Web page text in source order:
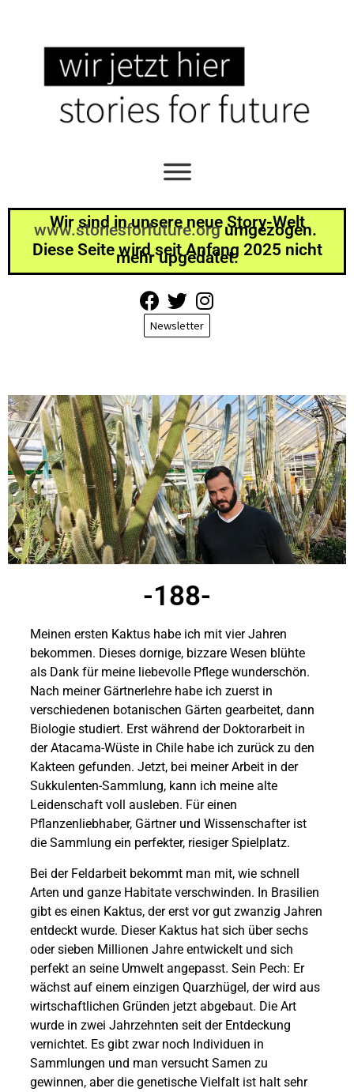
Wir sind in unsere neue Story-Welt
www.storiesforfuture.orgumgezogen.
Diese Seite wird seit Anfang 2025 nicht
mehr upgedatet.
Newsletter
-188-
Meinen ersten Kaktus habe ich mit vier Jahren
bekommen. Dieses dornige, bizzare Wesen blühte
als Dank für meine liebevolle Pflege wunderschön.
Nach meiner Gärtnerlehre habe ich zuerst in
verschiedenen botanischen Gärten gearbeitet, dann
Biologie studiert. Erst während der Doktorarbeit in
der Atacama-Wüste in Chile habe ich zurück zu den
Kakteen gefunden. Jetzt, bei meiner Arbeit in der
Sukkulenten-Sammlung, kann ich meine alte
Leidenschaft voll ausleben. Für einen
Pflanzenliebhaber, Gärtner und Wissenschafter ist
die Sammlung ein perfekter, riesiger Spielplatz.
Bei der Feldarbeit bekommt man mit, wie schnell
Arten und ganze Habitate verschwinden. In Brasilien
gibt es einen Kaktus, der erst vor gut zwanzig Jahren
entdeckt wurde. Dieser Kaktus hat sich über sechs
oder sieben Millionen Jahre entwickelt und sich
perfekt an seine Umwelt angepasst. Sein Pech: Er
wächst auf einem einzigen Quarzhügel, der wird aus
wirtschaftlichen Gründen jetzt abgebaut. Die Art
wurde in zwei Jahrzehnten seit der Entdeckung
vernichtet. Es gibt zwar noch Individuen in
Sammlungen und man versucht Samen zu
gewinnen, aber die genetische Vielfalt ist halt sehr